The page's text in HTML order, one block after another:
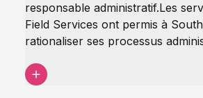
responsable administratif.Les
Field Services ont permis à
rationaliser ses processus